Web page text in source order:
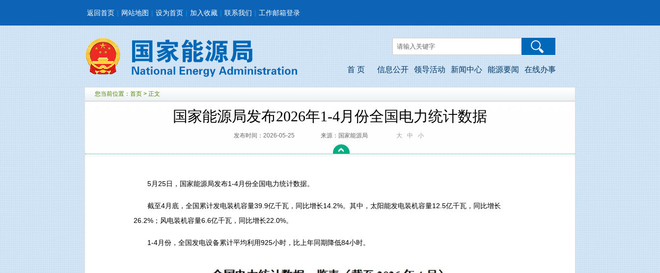
返回首页 | 网站地图 | 设为首页 | 加入收藏 | 联系我们 | 工作邮箱登录
首 页 信息公开 领导活动 新闻中心 能源要闻 在线办事
您当前位置： 首页 > 正文
国家能源局发布2026年1-4月份全国电力统计数据
发布时间：2026-05-25 来源：国家能源局 大 中 小
5月25日，国家能源局发布1-4月份全国电力统计数据。
截至4月底，全国累计发电装机容量39.9亿千瓦，同比增长14.2%。其中，太阳能发电装机容量12.5亿千瓦，同比增长
26.2%；风电装机容量6.6亿千瓦，同比增长22.0%。
1-4月份，全国发电设备累计平均利用925小时，比上年同期降低84小时。